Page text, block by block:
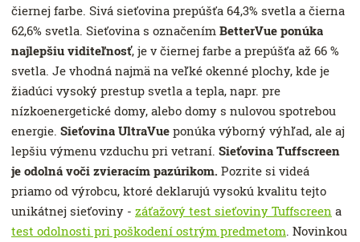
čiernej farbe. Sivá sieťovina prepúšťa 64,3% svetla a čierna
62,6% svetla. Sieťovina s označením BetterVue ponúka
najlepšiu viditeľnosť, je v čiernej farbe a prepúšťa až 66 %
svetla. Je vhodná najmä na veľké okenné plochy, kde je
žiadúci vysoký prestup svetla a tepla, napr. pre
nízkoenergetické domy, alebo domy s nulovou spotrebou
energie. Sieťovina UltraVue ponúka výborný výhľad, ale aj
lepšiu výmenu vzduchu pri vetraní. Sieťovina Tuffscreen
je odolná voči zvieracím pazúrikom. Pozrite si videá
priamo od výrobcu, ktoré deklarujú vysokú kvalitu tejto
unikátnej sieťoviny - záťažový test sieťoviny Tuffscreen a
test odolnosti pri poškodení ostrým predmetom. Novinkou